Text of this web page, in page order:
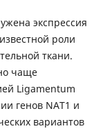
экспрессия
роли
ткани.
чаще
Ligamentum
генов NAT1 и
вариантов